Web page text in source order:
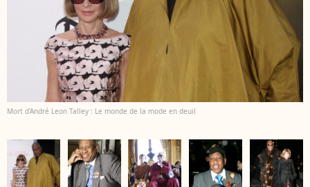
Mort d'André Leon Talley : Le monde de la mode en deuil